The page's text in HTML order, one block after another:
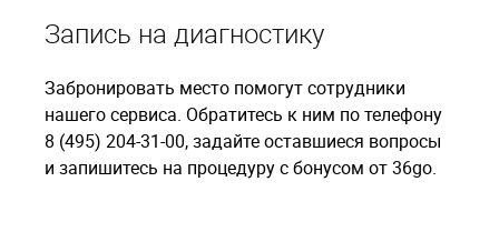
Запись на диагностику
Забронировать место помогут сотрудники
нашего сервиса. Обратитесь к ним по телефону
8 (495) 204-31-00, задайте оставшиеся вопросы
и запишитесь на процедуру с бонусом от 36go.